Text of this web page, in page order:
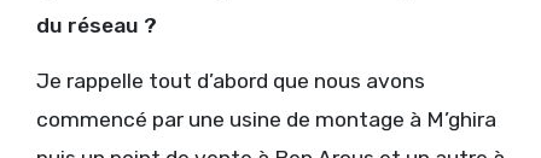
du réseau ?
Je rappelle tout d’abord que nous avons
commencé par une usine de montage à M’ghira